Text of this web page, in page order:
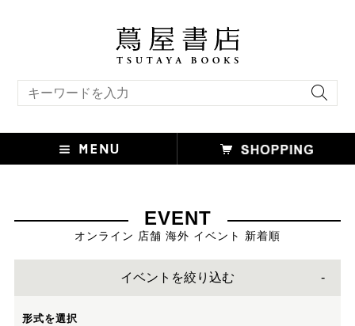
EVENT
オンライン 店舗 海外 イベント 新着順
イベントを絞り込む
形式を選択